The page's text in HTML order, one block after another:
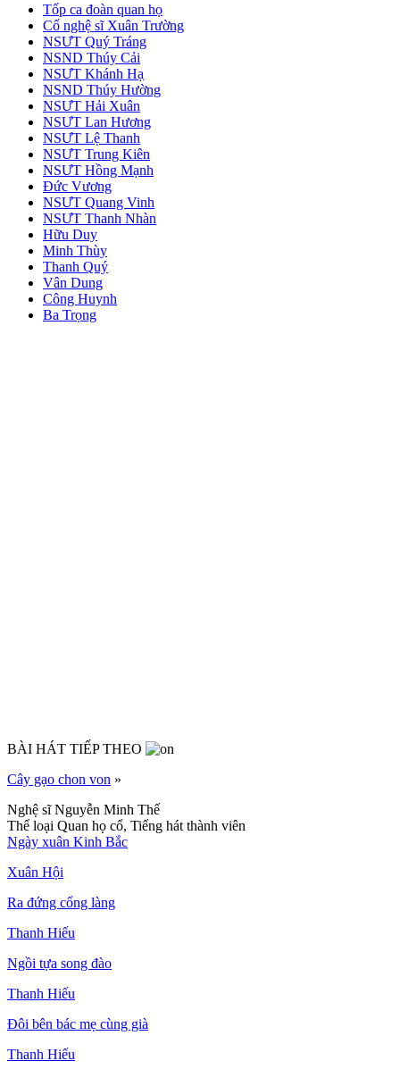
Tốp ca đoàn quan họ
Cố nghệ sĩ Xuân Trường
NSƯT Quý Tráng
NSND Thúy Cải
NSƯT Khánh Hạ
NSND Thúy Hường
NSƯT Hải Xuân
NSƯT Lan Hương
NSƯT Lệ Thanh
NSƯT Trung Kiên
NSƯT Hồng Mạnh
Đức Vương
NSƯT Quang Vinh
NSƯT Thanh Nhàn
Hữu Duy
Minh Thùy
Thanh Quý
Vân Dung
Công Huynh
Ba Trọng
BÀI HÁT TIẾP THEO
Cây gạo chon von »
Nghệ sĩ Nguyễn Minh Thế
Thể loại Quan họ cổ, Tiếng hát thành viên
Ngày xuân Kinh Bắc
Xuân Hội
Ra đứng cổng làng
Thanh Hiếu
Ngồi tựa song đào
Thanh Hiếu
Đôi bên bác mẹ cùng già
Thanh Hiếu